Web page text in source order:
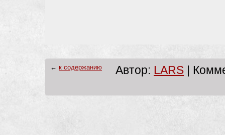
← к содержанию Автор: LARS |